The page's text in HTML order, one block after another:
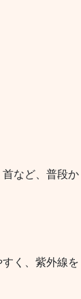
など、普段か
く、紫外線を